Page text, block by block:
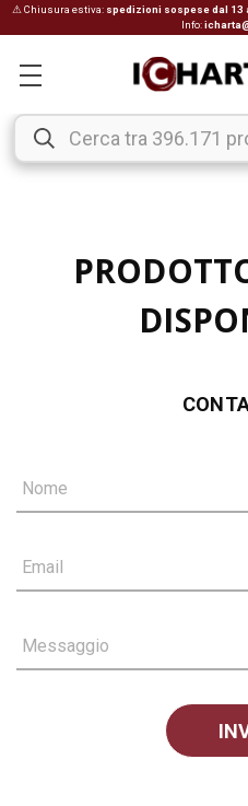
⚠ Chiusura estiva: spedizioni sospese dal 13
Info:
Nome
Email
Messaggio